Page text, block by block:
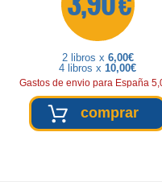
2 libros x 6,00€
4 libros x 10,00€
Gastos de envio para España
comprar